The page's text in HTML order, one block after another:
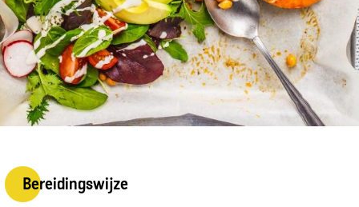
Bereidingswijze